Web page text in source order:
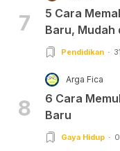
7
5 Cara
Baru, Mudah
Pendidikan
8
Arga Fica
6 Cara
Baru
Gaya Hidup